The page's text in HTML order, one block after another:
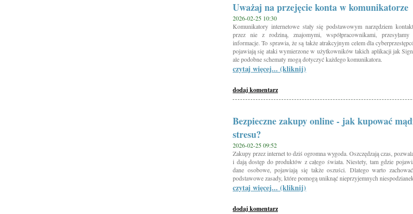
Uważaj na przejęcie konta w komunikatorze
2026-02-25 10:30
Komunikatory internetowe stały się podstawowym narzędziem
przez nie z rodziną, znajomymi, współpracownikami,
informacje. To sprawia, że są także atrakcyjnym celem dla
pojawiają się ataki wymierzone w użytkowników takich aplikacji jak
ale podobne schematy mogą dotyczyć każdego komunikatora.
czytaj więcej... (kliknij)
dodaj komentarz
Bezpieczne zakupy online - jak kupować
stresu?
2026-02-25 09:52
Zakupy przez internet to dziś ogromna wygoda. Oszczędzają czas,
i dają dostęp do produktów z całego świata. Niestety, tam gdzie
dane osobowe, pojawiają się także oszuści. Dlatego warto
podstawowe zasady, które pomogą uniknąć nieprzyjemnych
czytaj więcej... (kliknij)
dodaj komentarz